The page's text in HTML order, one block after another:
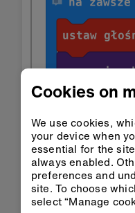
Cookies on
We use cookies,
your device when
essential for the
always enabled.
preferences and
site. To choose
select “Manage